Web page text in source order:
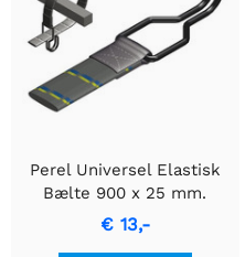
Perel Universel Elastisk
Bælte 900 x 25 mm.
€ 13,-